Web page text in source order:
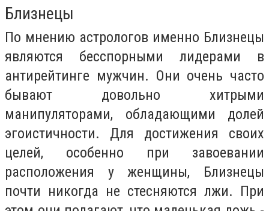
Близнецы
По мнению астрологов именно Близнецы
являются бесспорными лидерами в
антирейтинге мужчин. Они очень часто
бывают довольно хитрыми
манипуляторами, обладающими долей
эгоистичности. Для достижения своих
целей, особенно при завоевании
расположения у женщины, Близнецы
почти никогда не стесняются лжи. При